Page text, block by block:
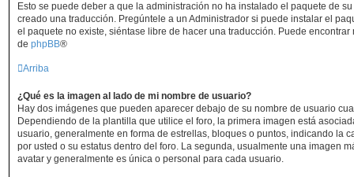
Esto se puede deber a que la administración no ha instalado el paquete de
creado una traducción. Pregúntele a un Administrador si puede instalar el
el paquete no existe, siéntase libre de hacer una traducción. Puede
de phpBB®
Arriba
¿Qué es la imagen al lado de mi nombre de usuario?
Hay dos imágenes que pueden aparecer debajo de su nombre de usuario
Dependiendo de la plantilla que utilice el foro, la primera imagen está
usuario, generalmente en forma de estrellas, bloques o puntos, indicando la
por usted o su estatus dentro del foro. La segunda, usualmente una imagen
avatar y generalmente es única o personal para cada usuario.